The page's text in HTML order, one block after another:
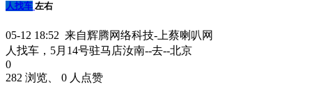
人找车 左右
05-12 18:52 来自辉腾网络科技-上蔡喇叭网
人找车，5月14号驻马店汝南--去--北京
0
282 浏览、 0 人点赞